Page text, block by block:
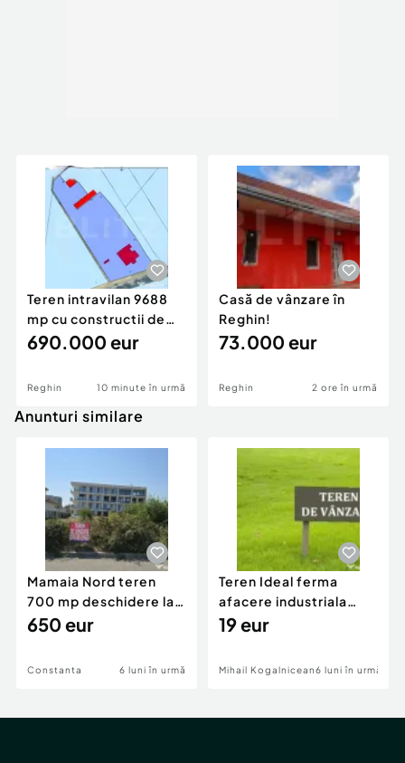
Teren intravilan 9688
mp cu constructii de
cca. 550 mp
690.000 eur
Reghin 10 minute în urmă
Casă de vânzare în
Reghin!
73.000 eur
Reghin 2 ore în urmă
Anunturi similare
Mamaia Nord teren
700 mp deschidere la
D24 si D25
650 eur
Constanta 6 luni în urmă
Teren Ideal ferma
afacere industriala
deschidere 71 ml la
19 eur
Mihail Kogalniceanu6 luni în urmă